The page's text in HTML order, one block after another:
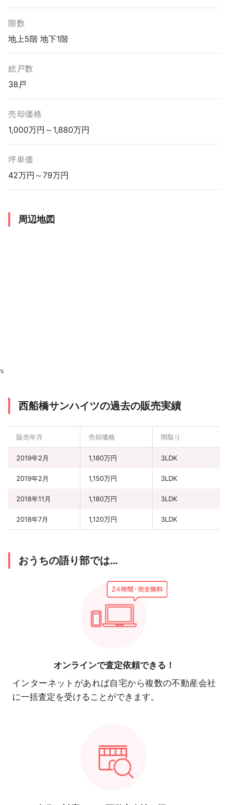
階数
地上5階 地下1階
総戸数
38戸
売却価格
1,000万円～1,880万円
坪単価
42万円～79万円
周辺地図
%
西船橋サンハイツの過去の販売実績
販売年月 売却価格 間取り
2019年2月 1,180万円 3LDK
2019年2月 1,150万円 3LDK
2018年11月 1,180万円 3LDK
2018年7月 1,120万円 3LDK
おうちの語り部では…
オンラインで査定依頼できる！
インターネットがあれば自宅から複数の不動産会社
に一括査定を受けることができます。